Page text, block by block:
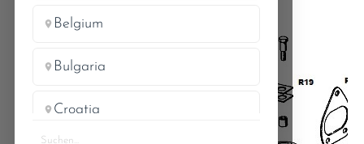
Belgium
Bulgaria
Croatia